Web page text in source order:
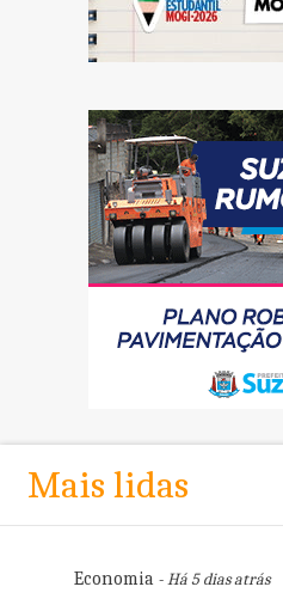
Mais lidas
Economia- Há 5 dias atrás